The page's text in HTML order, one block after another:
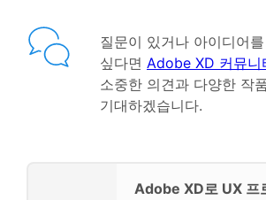
질문이 있거나 아이디어
싶다면 Adobe XD 커뮤니
소중한 의견과 다양한 작
기대하겠습니다.
Adobe XD로 UX 프